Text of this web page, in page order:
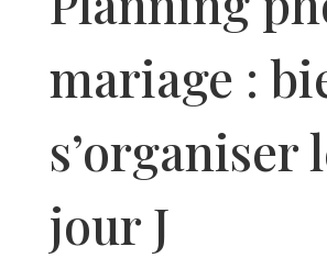
mariage :
s’organiser
jour J